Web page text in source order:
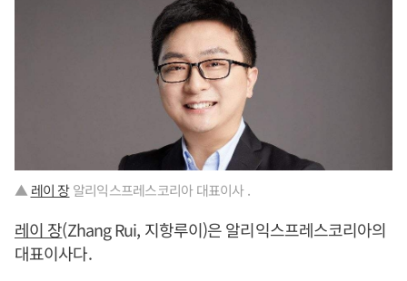
▲ 레이 장알리익스프레스코리아 대표이사 .
레이 장(Zhang Rui, 지항루이)은 알리익스프레스코리아의
대표이사다.